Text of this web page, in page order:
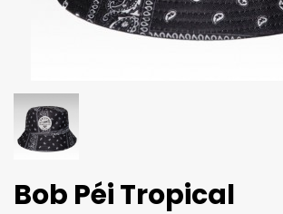
Bob Péi Tropical